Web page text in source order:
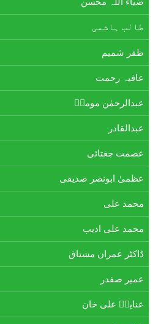
ضیاء اللہ محسن
طالب ہاشمی
ظفر شمیم
عافیہ رحمت
عبدالرحمٰن مومنؔ
عبدالقادر
عصمت چغتائی
عظمیٰ ابونصر صدیقی
محمد علی
محمد علی ادیب
ڈاکٹر عمران مشتاق
عمیر صفدر
عنایتؔ علی خان